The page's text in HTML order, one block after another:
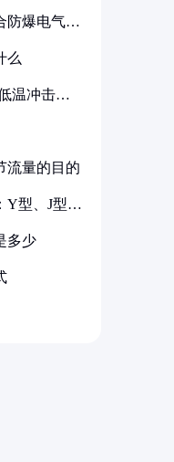
防爆电气设
么
温冲击要
流量的目的
Y型、J型、
多少